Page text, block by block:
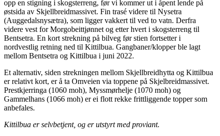
opp en stigning i skogsterreng, før vi kommer ut i åpent lende på
østsida av Skjellbreidmassivet. Fin trasé videre til Nysetra
(Auggedalsnysætra), som ligger vakkert til ved to vatn. Derfra
videre vest for Morgobeittjønnet og etter hvert i skogsterreng til
Bentsetra. En kort strekning på bilveg før stien fortsetter i
nordvestlig retning ned til Kittilbua. Gangbaner/klopper ble lagt
mellom Bentsetra og Kittilbua i juni 2022.
Et alternativ, siden strekningen mellom Skjellbreidhytta og Kittilbua
er relativt kort, er å ta Omveien via toppene på Skjelbreidmassivet.
Prestkjerringa (1060 moh), Myssmørhelje (1070 moh) og
Gammelhans (1066 moh) er ei flott rekke frittliggende topper som
anbefales.
Kittilbua er selvbetjent, og er utstyrt med proviant.